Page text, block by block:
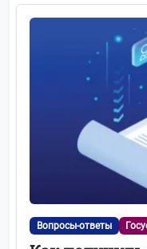
Вопросы-ответы